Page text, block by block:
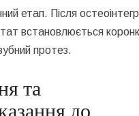
етап. Після
встановлюється
протез.
та